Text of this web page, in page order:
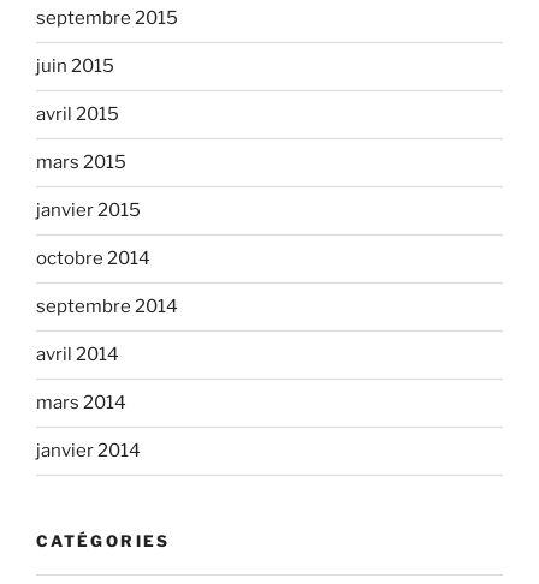
septembre 2015
juin 2015
avril 2015
mars 2015
janvier 2015
octobre 2014
septembre 2014
avril 2014
mars 2014
janvier 2014
CATÉGORIES